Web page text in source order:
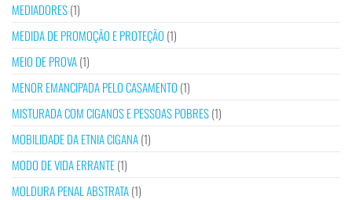
MEDIADORES(1)
MEDIDA DE PROMOÇÃO E PROTEÇÃO (1)
MEIO DE PROVA(1)
MENOR EMANCIPADA PELO CASAMENTO (1)
MISTURADA COM CIGANOS E PESSOAS POBRES(1)
MOBILIDADE DA ETNIA CIGANA(1)
MODO DE VIDA ERRANTE(1)
MOLDURA PENAL ABSTRATA(1)